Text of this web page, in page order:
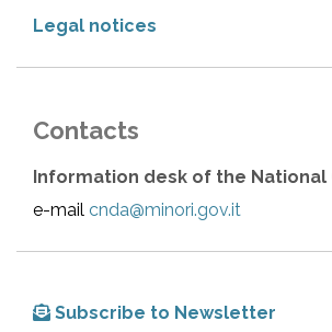
Legal notices
Contacts
Information desk of the National
e-mail cnda@minori.gov.it
Subscribe to Newsletter